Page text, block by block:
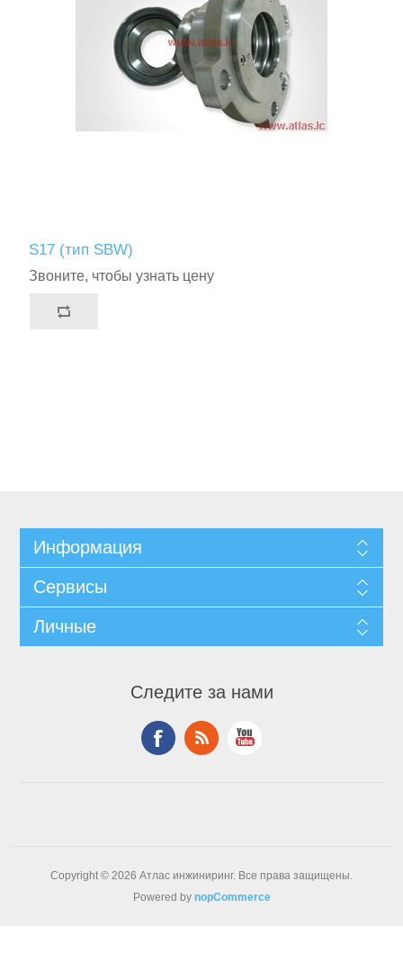
S17 (тип SBW)
Звоните, чтобы узнать цену
Информация
Сервисы
Личные
Следите за нами
Copyright © 2026 Атлас инжиниринг. Все права защищены.
Powered by nopCommerce